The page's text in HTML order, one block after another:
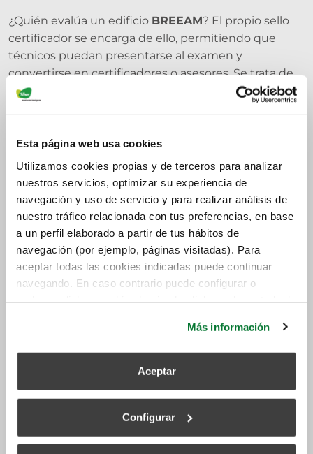
Esta página web usa cookies
Utilizamos cookies propias y de terceros para analizar
nuestros servicios, optimizar su experiencia de
navegación y uso de servicio y para realizar análisis de
nuestro tráfico relacionada con tus preferencias, en base
a un perfil elaborado a partir de tus hábitos de
navegación (por ejemplo, páginas visitadas). Para
aceptar todas las cookies indicadas puede continuar
navegando. En caso contrario puede configurar o
Más información
Aceptar
Configurar
¿Quién evalúa un edificio BREEAM? El propio sello
certificador se encarga de ello, permitiendo que
técnicos puedan presentarse al examen y
convertirse en certificadores o asesores. Se trata de
personal con experiencia tanto en el sector como de
en español.
Sobre los costes asociados a la certificación, existen
tres. Pero los principales son los gastos para poder
alcanzar la certificación, que no son más que las
instalaciones deeficiencia energéticapara que el
edificio pueda alcanzar los retos impuestos por
sello certificador BREEAM
. A partir de ahí, los
otros dos costes son los del asesor y las tasas